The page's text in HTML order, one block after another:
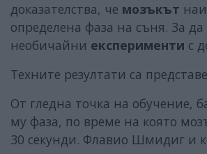
доказателства, че мозъкът
определена фаза на съня. За
необичайни експерименти с
Техните резултати са
От гледна точка на обучение,
му фаза, по време на която
30 секунди. Флавио Шмидиг и